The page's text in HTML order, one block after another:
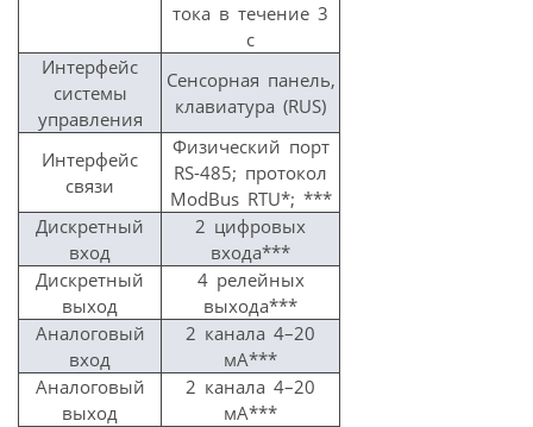
тока в течение 3
с
Интерфейс
системы
управления
Сенсорная панель,
клавиатура (RUS)
Интерфейс
связи
Физический порт
RS-485; протокол
ModBus RTU*; ***
Дискретный
вход
2 цифровых
входа***
Дискретный
выход
4 релейных
выхода***
Аналоговый
вход
2 канала 4–20
мА***
Аналоговый
выход
2 канала 4–20
мА***